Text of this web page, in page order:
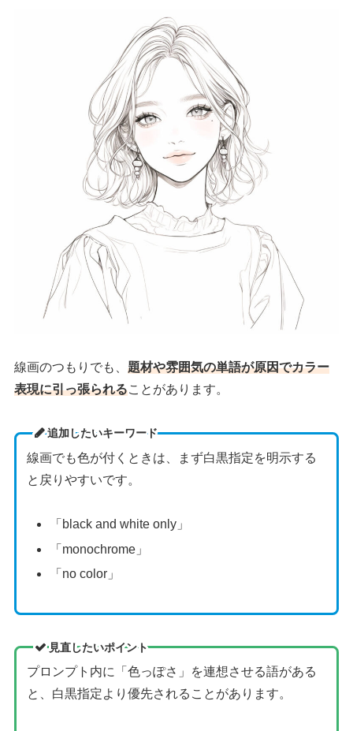
線画のつもりでも、題材や雰囲気の単語が原因でカラー
表現に引っ張られることがあります。
追加したいキーワード
線画でも色が付くときは、まず白黒指定を明示する
と戻りやすいです。
「black and white only」
「monochrome」
「no color」
見直したいポイント
プロンプト内に「色っぽさ」を連想させる語がある
と、白黒指定より優先されることがあります。